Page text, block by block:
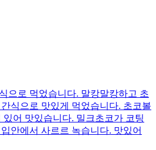
으로 먹었습니다. 말캉말캉하고 초
식으로 맛있게 먹었습니다. 초코볼
어 맛있습니다. 밀크초코가 코팅
안에서 사르르 녹습니다. 맛있어